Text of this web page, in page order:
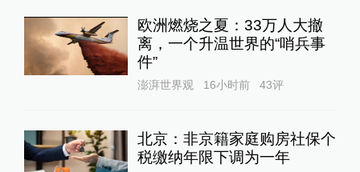
欧洲燃烧之夏：33万人大撤
离，一个升温世界的“哨兵事
件”
澎湃世界观 16小时前 43评
北京：非京籍家庭购房社保个
税缴纳年限下调为一年